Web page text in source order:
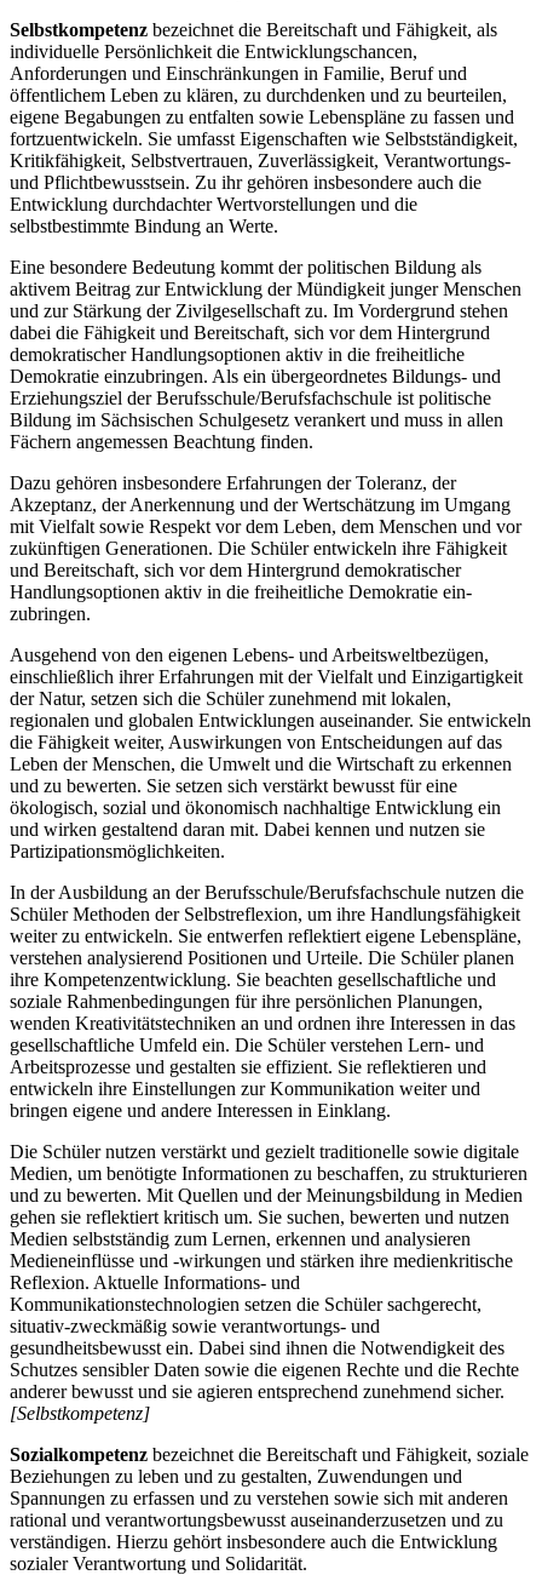
Selbstkompetenz bezeichnet die Bereitschaft und Fähigkeit, als
individuelle Persönlichkeit die Entwicklungschancen,
Anforderungen und Einschränkungen in Familie, Beruf und
öffentlichem Leben zu klären, zu durchdenken und zu beurteilen,
eigene Begabungen zu entfalten sowie Lebenspläne zu fassen und
fortzuentwickeln. Sie umfasst Eigenschaften wie Selbstständigkeit,
Kritikfähigkeit, Selbstvertrauen, Zuverlässigkeit, Verantwortungs-
und Pflichtbewusstsein. Zu ihr gehören insbesondere auch die
Entwicklung durchdachter Wertvorstellungen und die
selbstbestimmte Bindung an Werte.
Eine besondere Bedeutung kommt der politischen Bildung als
aktivem Beitrag zur Entwicklung der Mündigkeit junger Menschen
und zur Stärkung der Zivilgesellschaft zu. Im Vordergrund stehen
dabei die Fähigkeit und Bereitschaft, sich vor dem Hintergrund
demokratischer Handlungsoptionen aktiv in die freiheitliche
Demokratie einzubringen. Als ein übergeordnetes Bildungs- und
Erziehungsziel der Berufsschule/Berufsfachschule ist politische
Bildung im Sächsischen Schulgesetz verankert und muss in allen
Fächern angemessen Beachtung finden.
Dazu gehören insbesondere Erfahrungen der Toleranz, der
Akzeptanz, der Anerkennung und der Wertschätzung im Umgang
mit Vielfalt sowie Respekt vor dem Leben, dem Menschen und vor
zukünftigen Generationen. Die Schüler entwickeln ihre Fähigkeit
und Bereitschaft, sich vor dem Hintergrund demokratischer
Handlungsoptionen aktiv in die freiheitliche Demokratie ein-
zubringen.
Ausgehend von den eigenen Lebens- und Arbeitsweltbezügen,
einschließlich ihrer Erfahrungen mit der Vielfalt und Einzigartigkeit
der Natur, setzen sich die Schüler zunehmend mit lokalen,
regionalen und globalen Entwicklungen auseinander. Sie entwickeln
die Fähigkeit weiter, Auswirkungen von Entscheidungen auf das
Leben der Menschen, die Umwelt und die Wirtschaft zu erkennen
und zu bewerten. Sie setzen sich verstärkt bewusst für eine
ökologisch, sozial und ökonomisch nachhaltige Entwicklung ein
und wirken gestaltend daran mit. Dabei kennen und nutzen sie
Partizipationsmöglichkeiten.
In der Ausbildung an der Berufsschule/Berufsfachschule nutzen die
Schüler Methoden der Selbstreflexion, um ihre Handlungsfähigkeit
weiter zu entwickeln. Sie entwerfen reflektiert eigene Lebenspläne,
verstehen analysierend Positionen und Urteile. Die Schüler planen
ihre Kompetenzentwicklung. Sie beachten gesellschaftliche und
soziale Rahmenbedingungen für ihre persönlichen Planungen,
wenden Kreativitätstechniken an und ordnen ihre Interessen in das
gesellschaftliche Umfeld ein. Die Schüler verstehen Lern- und
Arbeitsprozesse und gestalten sie effizient. Sie reflektieren und
entwickeln ihre Einstellungen zur Kommunikation weiter und
bringen eigene und andere Interessen in Einklang.
Die Schüler nutzen verstärkt und gezielt traditionelle sowie digitale
Medien, um benötigte Informationen zu beschaffen, zu strukturieren
und zu bewerten. Mit Quellen und der Meinungsbildung in Medien
gehen sie reflektiert kritisch um. Sie suchen, bewerten und nutzen
Medien selbstständig zum Lernen, erkennen und analysieren
Medieneinflüsse und -wirkungen und stärken ihre medienkritische
Reflexion. Aktuelle Informations- und
Kommunikationstechnologien setzen die Schüler sachgerecht,
situativ-zweckmäßig sowie verantwortungs- und
gesundheitsbewusst ein. Dabei sind ihnen die Notwendigkeit des
Schutzes sensibler Daten sowie die eigenen Rechte und die Rechte
anderer bewusst und sie agieren entsprechend zunehmend sicher.
[Selbstkompetenz]
Sozialkompetenz bezeichnet die Bereitschaft und Fähigkeit, soziale
Beziehungen zu leben und zu gestalten, Zuwendungen und
Spannungen zu erfassen und zu verstehen sowie sich mit anderen
rational und verantwortungsbewusst auseinanderzusetzen und zu
verständigen. Hierzu gehört insbesondere auch die Entwicklung
sozialer Verantwortung und Solidarität.